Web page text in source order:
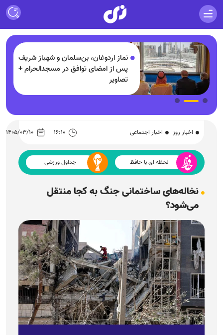
نماز اردوغان، بن‌سلمان و شهباز شریف
پس از امضای توافق در مسجدالحرام +
تصاویر
اخبار روز اخبار اجتماعی ۱۶:۱۰ ۱۴۰۵/۰۳/۱۰
لحظه ای با حافظ جداول ورزشی
نخاله‌های ساختمانی جنگ به کجا منتقل
می‌شود؟